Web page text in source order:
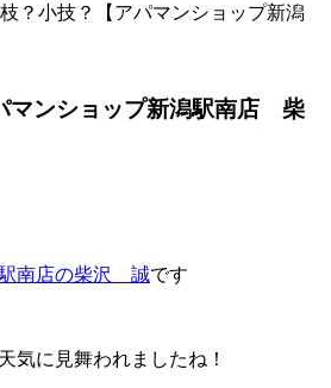
？小技？【アパマンショップ新潟
マンショップ新潟駅南店 柴
南店の柴沢 誠です
気に見舞われましたね！